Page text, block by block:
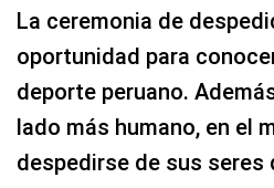
La ceremonia de
oportunidad para
deporte peruano.
lado más humano, en el
despedirse de sus seres